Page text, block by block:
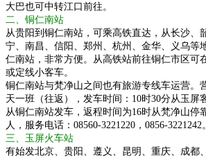
大巴也可中转江口前往。
二、铜仁南站
从贵阳到铜仁南站，可乘高铁直达，从长沙、
宁、南昌、信阳、郑州、杭州、金华、义乌等
仁南站，非常方便。从高铁站前往铜仁市区可
或定线小客车。
铜仁南站与梵净山之间也有旅游专线车运营。
天一班（往返），发车时间：10时30分从玉屏
从铜仁南站发车，返程时间为16时从梵净山停
人，服务电话：08560-3221220，0856-3221242。
三、玉屏火车站
有始发北京、贵阳、遵义、昆明、重庆、成都